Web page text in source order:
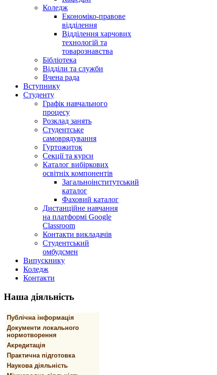
Коледж
Економіко-правове
відділення
Відділення харчових
технологій та
товарознавства
Бібліотека
Відділи та служби
Вчена рада
Вступнику
Студенту
Графік навчального
процесу
Розклад занять
Студентське
самоврядування
Гуртожиток
Секції та курси
Каталог вибіркових
освітніх компонентів
Загальноінститутський
каталог
Фаховий каталог
Дистанційне навчання
на платформі Google
Classroom
Контакти викладачів
Студентський
омбудсмен
Випускнику
Коледж
Контакти
Наша діяльність
Публічна інформація
Документи локального
нормотворення
Акредитація
Практична підготовка
Наукова діяльність